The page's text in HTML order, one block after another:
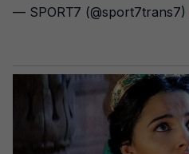
— SPORT7 (@sport7trans7)